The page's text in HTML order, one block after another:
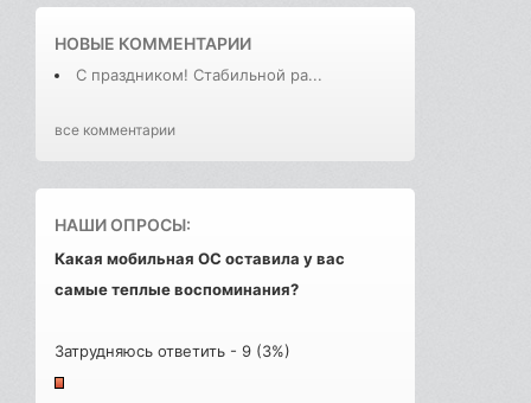
НОВЫЕ КОММЕНТАРИИ
С праздником! Стабильной ра...
все комментарии
НАШИ ОПРОСЫ:
Какая мобильная ОС оставила у вас
самые теплые воспоминания?
Затрудняюсь ответить - 9 (3%)